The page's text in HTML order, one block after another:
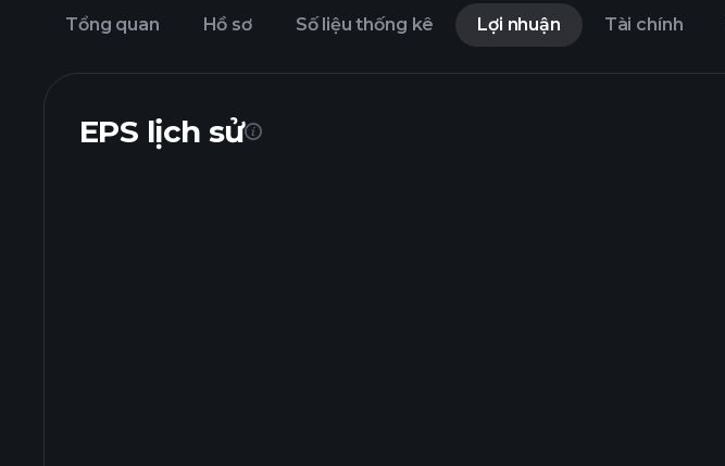
Tổng quan Hồ sơ Số liệu thống kê Lợi nhuận Tài chính
EPS lịch sử